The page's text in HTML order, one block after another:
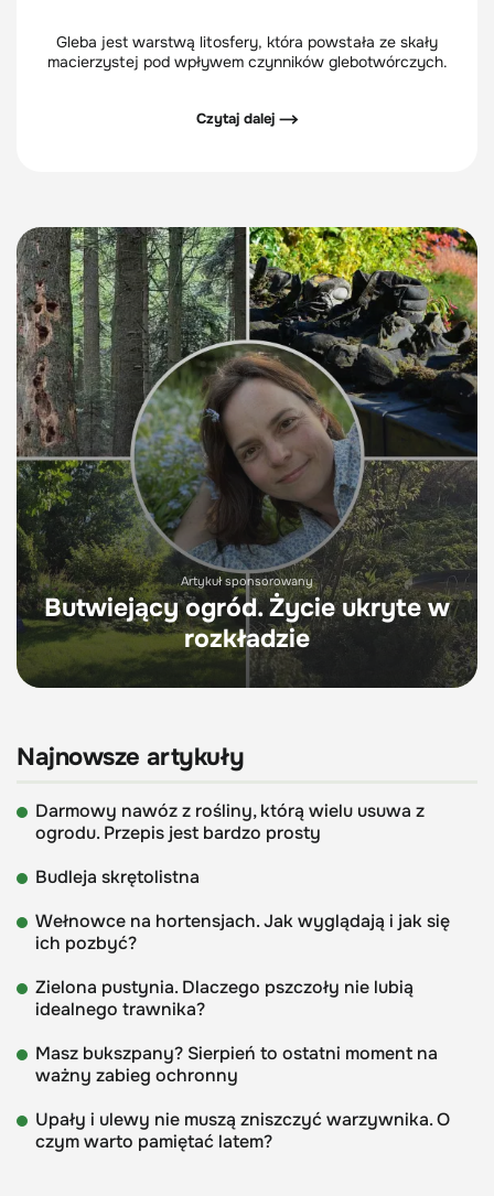
Gleba jest warstwą litosfery, która powstała ze skały
macierzystej pod wpływem czynników glebotwórczych.
Czytaj dalej ⟶
Artykuł sponsorowany
Butwiejący ogród. Życie ukryte w
rozkładzie
Najnowsze artykuły
Darmowy nawóz z rośliny, którą wielu usuwa z
ogrodu. Przepis jest bardzo prosty
Budleja skrętolistna
Wełnowce na hortensjach. Jak wyglądają i jak się
ich pozbyć?
Zielona pustynia. Dlaczego pszczoły nie lubią
idealnego trawnika?
Masz bukszpany? Sierpień to ostatni moment na
ważny zabieg ochronny
Upały i ulewy nie muszą zniszczyć warzywnika. O
czym warto pamiętać latem?